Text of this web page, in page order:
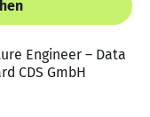
Engineer – Data
CDS GmbH